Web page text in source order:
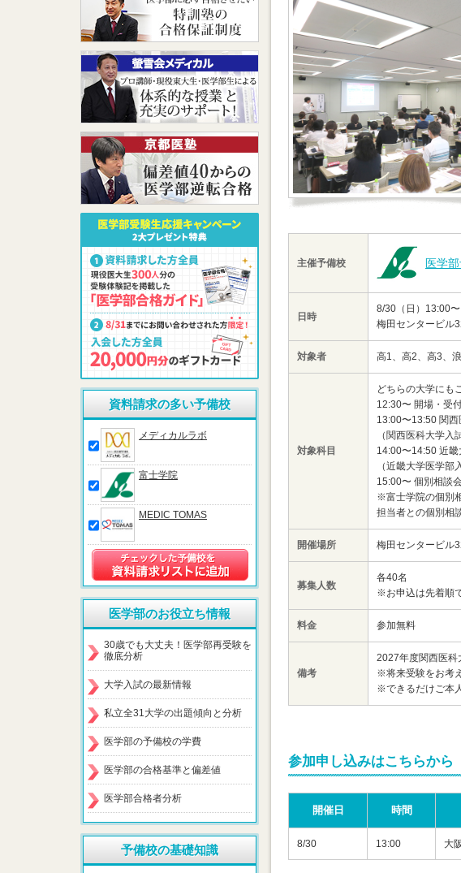
主催予備校 医学
日時
8/30（日）13:00
梅田センタービル
対象者 高1、高2、高3、
対象科目
どちらの大学にも
12:30〜 開場・受
13:00〜13:50 関西
（関西医科大学入
14:00〜14:50 近畿
（近畿大学医学部
15:00〜 個別相談
※富士学院の個別
担当者との個別相
開催場所 梅田センタービル
募集人数
各40名
※お申込は先着順
料金 参加無料
備考
2027年度関西医科
※将来受験をお考
※できるだけご本
参加申し込みはこちらから
開催日 時間
8/30 13:00 大
資料請求の多い予備校
メディカルラボ
富士学院
MEDIC TOMAS
医学部のお役立ち情報
30歳でも大丈夫！医学部再受験を
徹底分析
大学入試の最新情報
私立全31大学の出題傾向と分析
医学部の予備校の学費
医学部の合格基準と偏差値
医学部合格者分析
予備校の基礎知識